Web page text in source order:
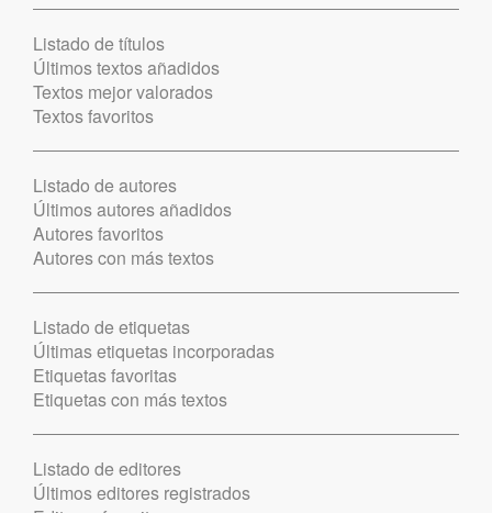
Listado de títulos
Últimos textos añadidos
Textos mejor valorados
Textos favoritos
Listado de autores
Últimos autores añadidos
Autores favoritos
Autores con más textos
Listado de etiquetas
Últimas etiquetas incorporadas
Etiquetas favoritas
Etiquetas con más textos
Listado de editores
Últimos editores registrados